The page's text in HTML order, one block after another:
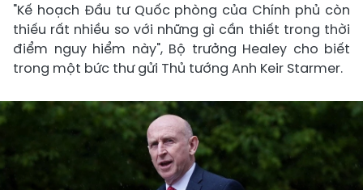
"Kế hoạch Đầu tư Quốc phòng của Chính phủ còn
thiếu rất nhiều so với những gì cần thiết trong thời
điểm nguy hiểm này", Bộ trưởng Healey cho biết
trong một bức thư gửi Thủ tướng Anh Keir Starmer.